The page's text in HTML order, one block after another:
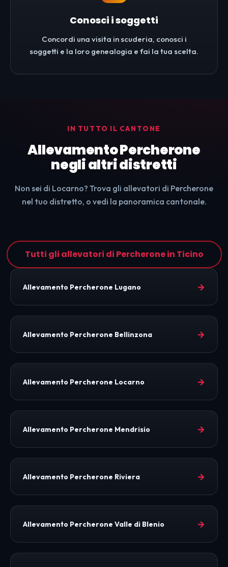
Conosci i soggetti
Concordi una visita in scuderia, conosci i
soggetti e la loro genealogia e fai la tua scelta.
IN TUTTO IL CANTONE
Allevamento Percherone
negli altri distretti
Non sei di Locarno? Trova gli allevatori di Percherone
nel tuo distretto, o vedi la panoramica cantonale.
Tutti gli allevatori di Percherone in Ticino
Allevamento Percherone Lugano →
Allevamento Percherone Bellinzona →
Allevamento Percherone Locarno →
Allevamento Percherone Mendrisio →
Allevamento Percherone Riviera →
Allevamento Percherone Valle di Blenio →